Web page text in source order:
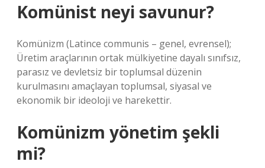
Komünist neyi savunur?
Komünizm (Latince communis – genel, evrensel);
Üretim araçlarının ortak mülkiyetine dayalı sınıfsız,
parasız ve devletsiz bir toplumsal düzenin
kurulmasını amaçlayan toplumsal, siyasal ve
ekonomik bir ideoloji ve harekettir.
Komünizm yönetim şekli
mi?